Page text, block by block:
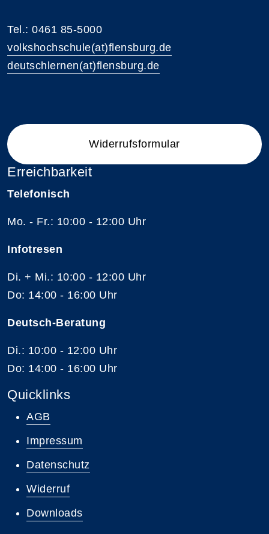
Tel.: 0461 85-5000
volkshochschule(at)flensburg.de
deutschlernen(at)flensburg.de
Widerrufsformular
Erreichbarkeit
Telefonisch
Mo. - Fr.: 10:00 - 12:00 Uhr
Infotresen
Di. + Mi.: 10:00 - 12:00 Uhr
Do: 14:00 - 16:00 Uhr
Deutsch-Beratung
Di.: 10:00 - 12:00 Uhr
Do: 14:00 - 16:00 Uhr
Quicklinks
AGB
Impressum
Datenschutz
Widerruf
Downloads